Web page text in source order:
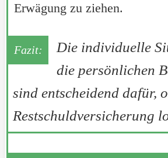
Erwägung zu ziehen.
Die individuelle
die persönlichen
sind entscheidend dafür,
Restschuldversicherung